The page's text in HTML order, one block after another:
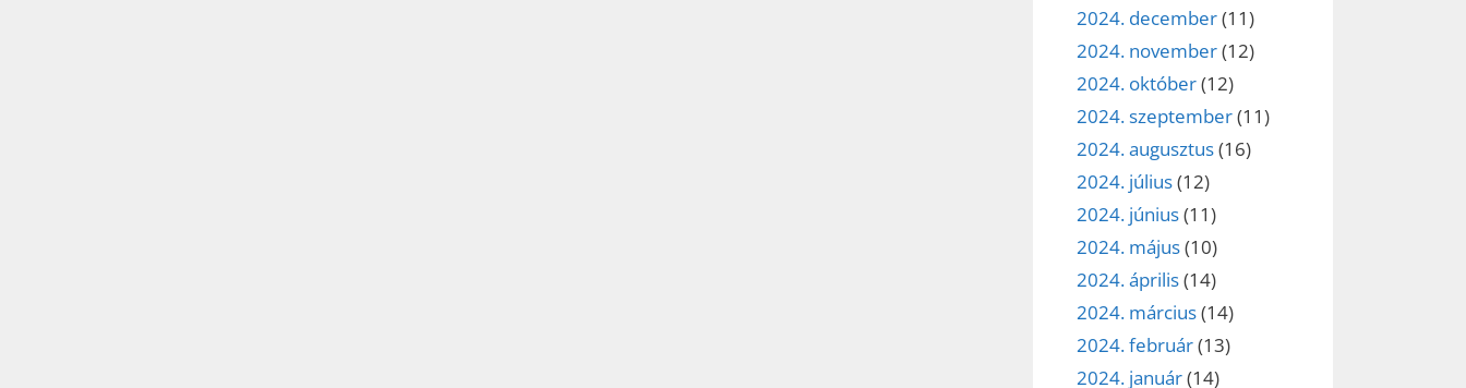
2024. december(11)
2024. november(12)
2024. október(12)
2024. szeptember(11)
2024. augusztus(16)
2024. július(12)
2024. június(11)
2024. május(10)
2024. április(14)
2024. március(14)
2024. február(13)
2024. január(14)